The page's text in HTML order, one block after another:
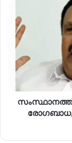
സംസ്ഥാനത്ത്